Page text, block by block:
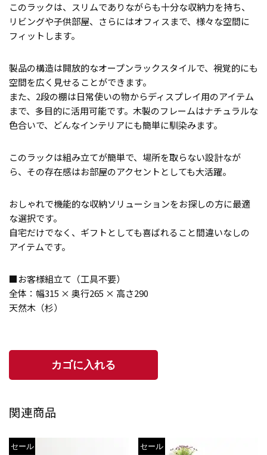
このラックは、スリムでありながらも十分な収納力を持ち、
リビングや子供部屋、さらにはオフィスまで、様々な空間に
フィットします。
製品の構造は開放的なオープンラックスタイルで、視覚的にも
空間を広く見せることができます。
また、2段の棚は日常使いの物からディスプレイ用のアイテム
まで、多目的に活用可能です。木製のフレームはナチュラルな
色合いで、どんなインテリアにも簡単に馴染みます。
このラックは組み立てが簡単で、場所を取らない設計なが
ら、その存在感はお部屋のアクセントとしても大活躍。
おしゃれで機能的な収納ソリューションをお探しの方に最適
な選択です。
自宅だけでなく、ギフトとしても喜ばれること間違いなしの
アイテムです。
■お客様組立て（工具不要）
全体：幅315 × 奥行265 × 高さ290
天然木（杉）
関連商品
セール セール